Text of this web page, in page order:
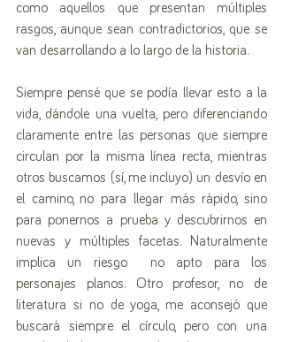
como aquellos que presentan múltiples
rasgos, aunque sean contradictorios, que se
van desarrollando a lo largo de la historia.
Siempre pensé que se podía llevar esto a la
vida, dándole una vuelta, pero diferenciando
claramente entre las personas que siempre
circulan por la misma línea recta, mientras
otros buscamos (sí, me incluyo) un desvío en
el camino, no para llegar más rápido, sino
para ponernos a prueba y descubrirnos en
nuevas y múltiples facetas. Naturalmente
implica un riesgo  no apto para los
personajes planos. Otro profesor, no de
literatura si no de yoga, me aconsejó que
buscará siempre el círculo, pero con una